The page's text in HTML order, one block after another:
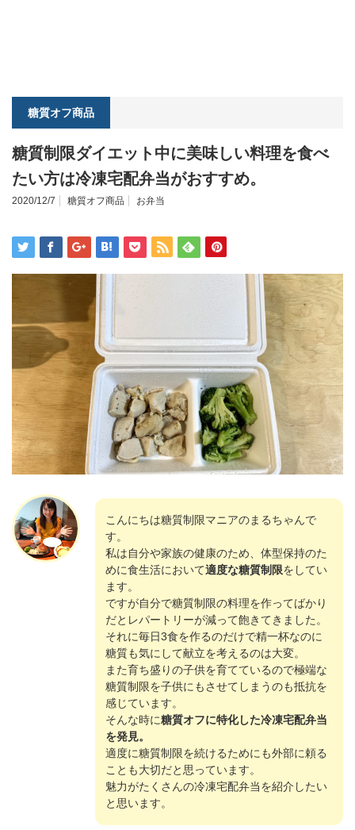
糖質オフ商品
糖質制限ダイエット中に美味しい料理を食べ
たい方は冷凍宅配弁当がおすすめ。
2020/12/7 糖質オフ商品 お弁当
こんにちは糖質制限マニアのまるちゃんで
す。
私は自分や家族の健康のため、体型保持のた
めに食生活において適度な糖質制限をしてい
ます。
ですが自分で糖質制限の料理を作ってばかり
だとレパートリーが減って飽きてきました。
それに毎日3食を作るのだけで精一杯なのに
糖質も気にして献立を考えるのは大変。
また育ち盛りの子供を育てているので極端な
糖質制限を子供にもさせてしまうのも抵抗を
感じています。
そんな時に糖質オフに特化した冷凍宅配弁当
を発見。
適度に糖質制限を続けるためにも外部に頼る
ことも大切だと思っています。
魅力がたくさんの冷凍宅配弁当を紹介したい
と思います。